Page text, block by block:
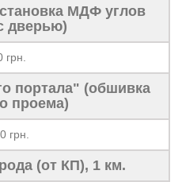
МДФ углов
дверью)
грн.
портала" (обшивка
проема)
грн.
(от КП), 1 км.